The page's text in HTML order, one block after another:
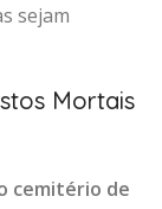
sejam
Mortais
cemitério de